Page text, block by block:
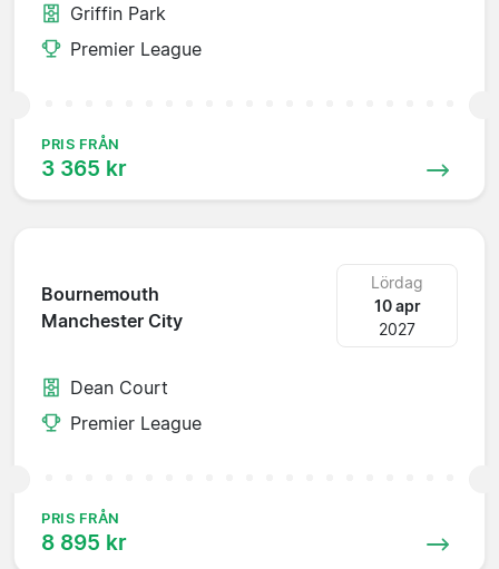
Griffin Park
Premier League
PRIS FRÅN
3 365 kr
Bournemouth
Manchester City
Lördag
10 apr
2027
Dean Court
Premier League
PRIS FRÅN
8 895 kr